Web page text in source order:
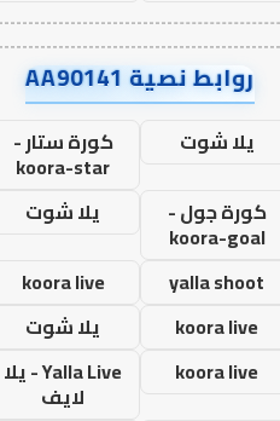
روابط نصية AA90141
يلا شوت كورة ستار -
koora-star
كورة جول -
koora-goal
يلا شوت
yalla shoot
koora live
koora live
يلا شوت
koora live
Yalla Live - يلا
لايف